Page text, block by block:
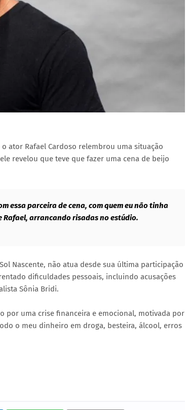
ator Rafael Cardoso relembrou uma situação
revelou que teve que fazer uma cena de beijo
essa parceira de cena, com quem eu não tinha
Rafael, arrancando risadas no estúdio.
Nascente, não atua desde sua última participação
dificuldades pessoais, incluindo acusações
Sônia Bridi.
por uma crise financeira e emocional, motivada por
o meu dinheiro em droga, besteira, álcool, erros